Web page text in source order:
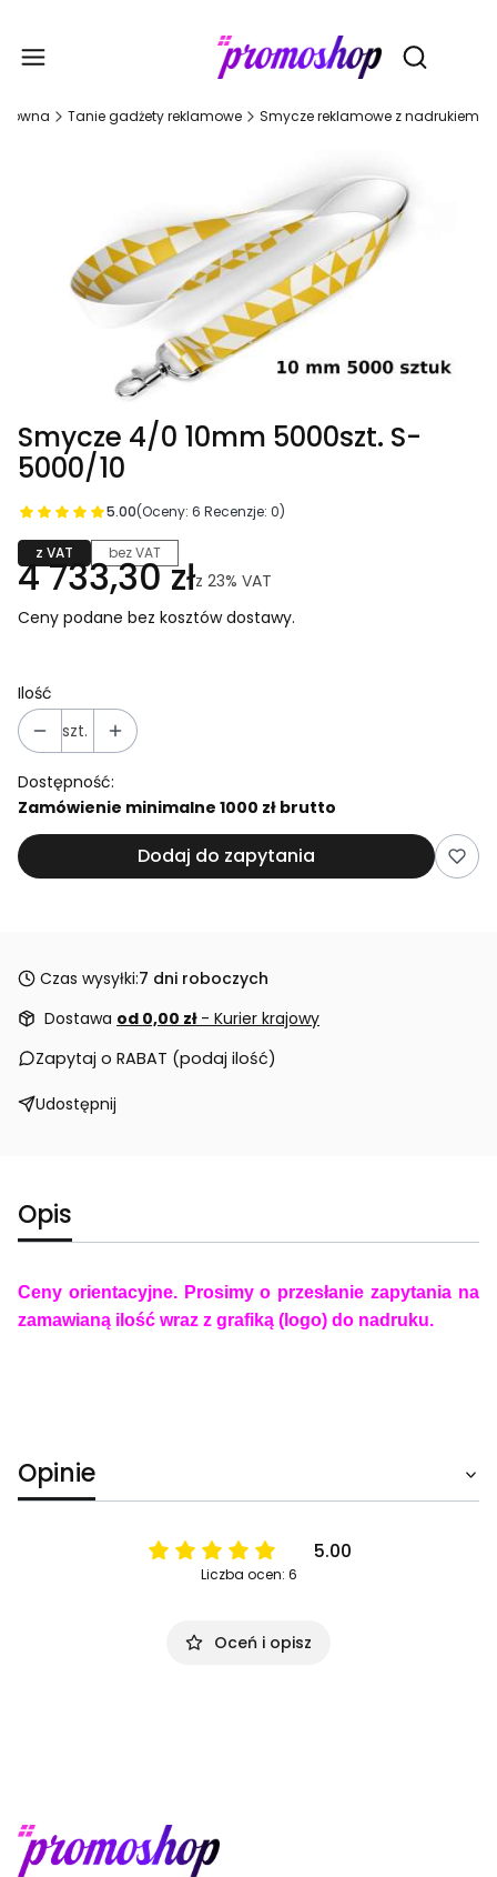
Otwórz
Tanie gadżety reklamowe Smycze reklamowe z nadrukiem
Smycze 4/0 10mm 5000szt. S-
5000/10
5.00(Oceny: 6 Recenzje: 0)
z VAT bez VAT
4 733,30 złz 23% VAT
Ceny podane bez kosztów dostawy.
Ilość
szt.
Dostępność:
Zamówienie minimalne 1000 zł brutto
Dodaj do zapytania
Czas wysyłki:7 dni roboczych
Dostawa od 0,00 zł - Kurier krajowy
Zapytaj o RABAT (podaj ilość)
Udostępnij
Opis
Ceny orientacyjne. Prosimy o przesłanie zapytania na
zamawianą ilość wraz z grafiką (logo) do nadruku.
Opinie
5.00
Liczba ocen: 6
Oceń i opisz